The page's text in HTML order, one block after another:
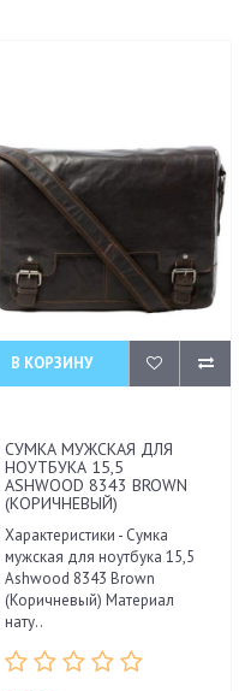
В КОРЗИНУ
СУМКА МУЖСКАЯ ДЛЯ
НОУТБУКА 15,5
ASHWOOD 8343 BROWN
(КОРИЧНЕВЫЙ)
Характеристики - Сумка
мужская для ноутбука 15,5
Ashwood 8343 Brown
(Коричневый) Материал
нату..